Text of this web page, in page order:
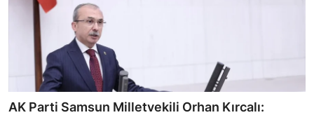
AK Parti Samsun Milletvekili Orhan Kırcalı: